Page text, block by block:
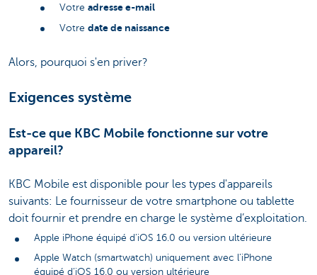
Votre adresse e-mail
Votre date de naissance
Alors, pourquoi s'en priver?
Exigences système
Est-ce que KBC Mobile fonctionne sur votre
appareil?
KBC Mobile est disponible pour les types d'appareils
suivants: Le fournisseur de votre smartphone ou tablette
doit fournir et prendre en charge le système d’exploitation.
Apple iPhone équipé d’iOS 16.0 ou version ultérieure
Apple Watch (smartwatch) uniquement avec l’iPhone
équipé d’iOS 16.0 ou version ultérieure